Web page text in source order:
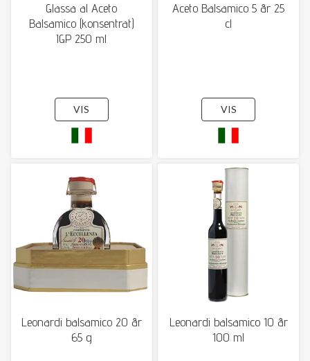
Glassa al Aceto
Balsamico (konsentrat)
IGP 250 ml
VIS
Aceto Balsamico 5 år 25
cl
VIS
Leonardi balsamico 20 år
65 g
Leonardi balsamico 10 år
100 ml